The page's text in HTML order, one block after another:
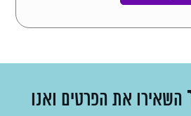
השאירו את הפרטים ואנו